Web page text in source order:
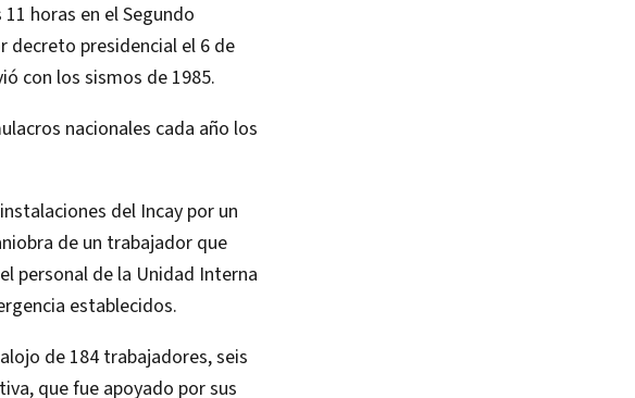
horas en el Segundo
decreto presidencial el 6 de
con los sismos de 1985.
nacionales cada año los
del Incay por un
de un trabajador que
personal de la Unidad Interna
establecidos.
de 184 trabajadores, seis
que fue apoyado por sus